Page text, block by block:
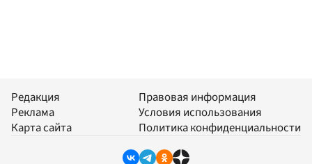
Редакция
Реклама
Карта сайта
Правовая информация
Условия использования
Политика конфиденциальности